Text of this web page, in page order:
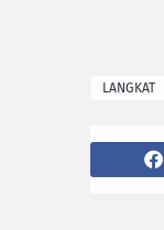
LANGKAT